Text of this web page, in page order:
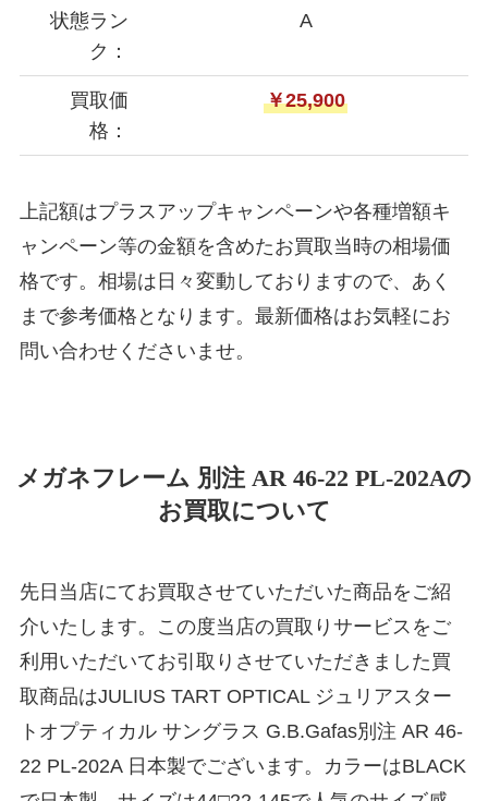
状態ラン
ク：
A
買取価
格：
￥25,900
上記額はプラスアップキャンペーンや各種増額キ
ャンペーン等の金額を含めたお買取当時の相場価
格です。相場は日々変動しておりますので、あく
まで参考価格となります。最新価格はお気軽にお
問い合わせくださいませ。
メガネフレーム 別注 AR 46-22 PL-202Aの
お買取について
先日当店にてお買取させていただいた商品をご紹
介いたします。この度当店の買取りサービスをご
利用いただいてお引取りさせていただきました買
取商品はJULIUS TART OPTICAL ジュリアスター
トオプティカル サングラス G.B.Gafas別注 AR 46-
22 PL-202A 日本製でございます。カラーはBLACK